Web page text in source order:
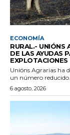
ECONOMÍA
RURAL.- UNIÓNS
DE LAS AYUDAS
EXPLOTACIONES
Unións Agrarias ha
un número
6 agosto, 2026